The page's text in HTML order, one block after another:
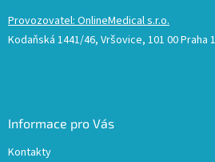
Provozovatel: OnlineMedical s.r.o.
Kodaňská 1441/46, Vršovice, 101 00 Praha
Informace pro Vás
Kontakty